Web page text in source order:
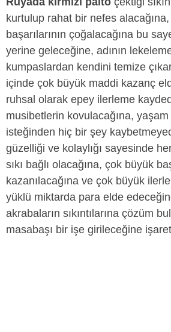
kurtulup rahat bir nefes
başarılarının çoğalacağına bu
yerine geleceğine, adının
kumpaslardan kendini temize
içinde çok büyük maddi kazanç
ruhsal olarak epey ilerleme
musibetlerin kovulacağına,
isteğinden hiç bir şey
güzelliği ve kolaylığı sayesinde
sıkı bağlı olacağına, çok büyük
kazanılacağına ve çok büyük
yüklü miktarda para elde
akrabaların sıkıntılarına çözüm
masabaşı bir işe girileceğine